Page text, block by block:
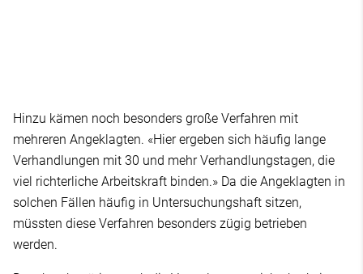
Hinzu kämen noch besonders große Verfahren mit
mehreren Angeklagten. «Hier ergeben sich häufig lange
Verhandlungen mit 30 und mehr Verhandlungstagen, die
viel richterliche Arbeitskraft binden.» Da die Angeklagten in
solchen Fällen häufig in Untersuchungshaft sitzen,
müssten diese Verfahren besonders zügig betrieben
werden.